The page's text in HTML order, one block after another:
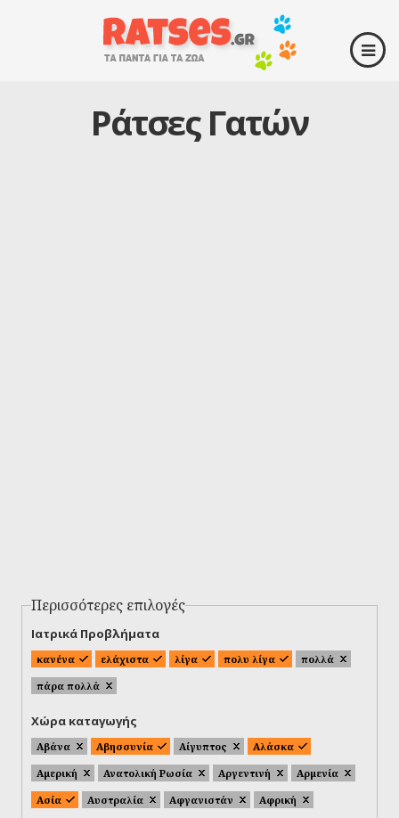
Ράτσες Γατών
Περισσότερες επιλογές
Ιατρικά Προβλήματα
κανένα ελάχιστα λίγα πολυ λίγα
πολλά
πάρα πολλά
Χώρα καταγωγής
Αβάνα Αβησσυνία Αίγυπτος
Αλάσκα
Αμερική
Ανατολική Ρωσία Αργεντινή
Αρμενία
Ασία
Αυστραλία Αφγανιστάν
Αφρική